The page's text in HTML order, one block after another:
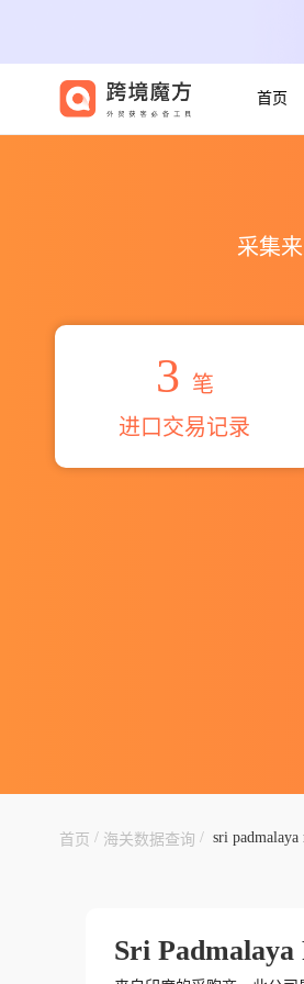
首页
采集
3 笔
进口交易记录
首页 / 海关数据查询 / sri
Sri